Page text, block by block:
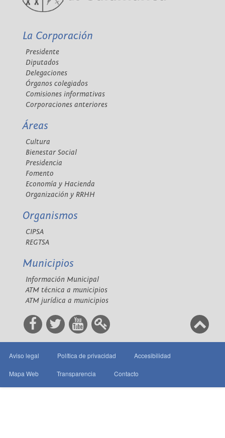
La Corporación
Presidente
Diputados
Delegaciones
Órganos colegiados
Comisiones informativas
Corporaciones anteriores
Áreas
Cultura
Bienestar Social
Presidencia
Fomento
Economía y Hacienda
Organización y RRHH
Organismos
CIPSA
REGTSA
Municipios
Información Municipal
ATM técnica a municipios
ATM jurídica a municipios
Aviso legal Política de privacidad Accesibilidad
Mapa Web Transparencia Contacto